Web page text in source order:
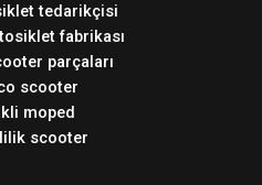
tedarikçisi
fabrikası
parçaları
scooter
moped
scooter